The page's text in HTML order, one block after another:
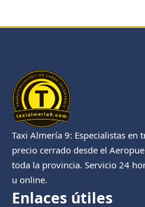
Taxi Almería 9: Especialistas en
precio cerrado desde el
toda la provincia. Servicio 24
u online.
Enlaces útiles